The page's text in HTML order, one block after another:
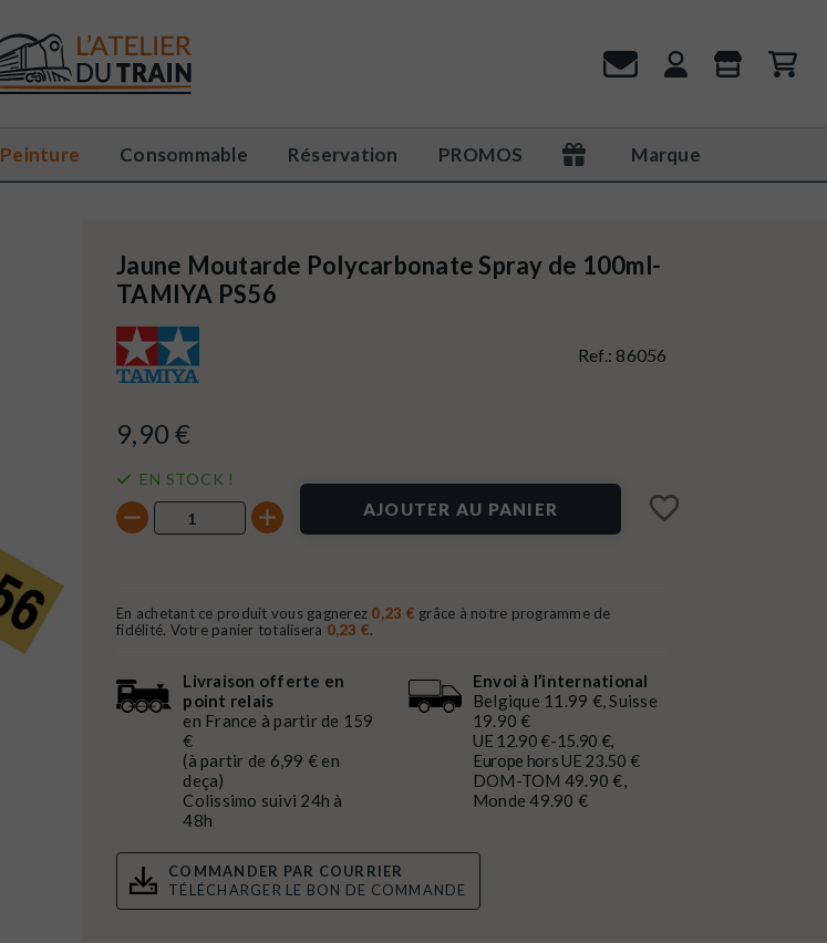
Peinture Consommable Réservation PROMOS Marque
Jaune Moutarde Polycarbonate Spray de 100ml-
TAMIYA PS56
Ref.: 86056
9,90 €
EN STOCK !
AJOUTER AU PANIER favorite_border
En achetant ce produit vous gagnerez 0,23 € grâce à notre programme de
fidélité. Votre panier totalisera 0,23 €.
Livraison offerte en
point relais
en France à partir de 159
€
(à partir de 6,99 € en
deça)
Colissimo suivi 24h à
48h
Envoi à l’international
Belgique 11.99 €, Suisse
19.90 €
UE 12.90 €-15.90 €,
Europe hors UE 23.50 €
DOM-TOM 49.90 €,
Monde 49.90 €
COMMANDER PAR COURRIER
TÉLÉCHARGER LE BON DE COMMANDE